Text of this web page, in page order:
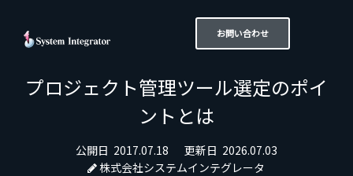
お問い合わせ
プロジェクト管理ツール選定のポイ
ントとは
公開日 2017.07.18 更新日 2026.07.03
株式会社システムインテグレータ